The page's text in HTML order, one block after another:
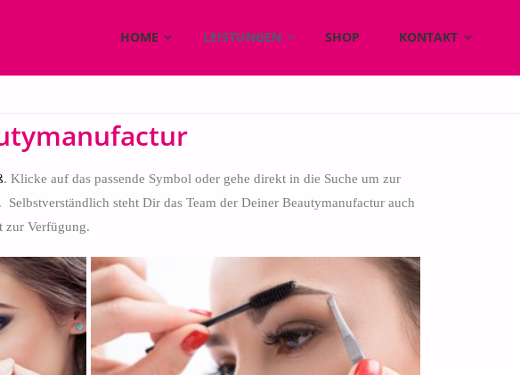
HOME LEISTUNGEN SHOP KONTAKT
. Klicke auf das passende Symbol oder gehe direkt in die Suche um zur
steht Dir das Team der Deiner Beautymanufactur auch
zur Verfügung.